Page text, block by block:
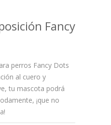
Fancy
perros Fancy Dots
al cuero y
tu mascota podrá
¡que no